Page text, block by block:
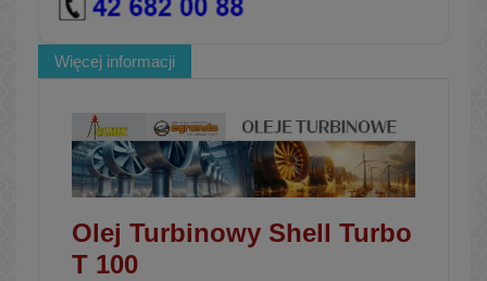
Więcej informacji
Olej Turbinowy Shell Turbo
T 100